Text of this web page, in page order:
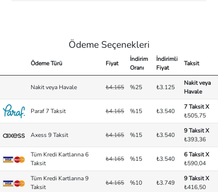
Ödeme Seçenekleri
Ödeme Türü Fiyat
İndirim
Oranı
İndirimli
Fiyat
Taksit
Nakit veya Havale ₺4.165 %25 ₺3.125
Nakit veya
Havale
Paraf 7 Taksit ₺4.165 %15 ₺3.540
7 Taksit X
₺505,75
Axess 9 Taksit ₺4.165 %15 ₺3.540
9 Taksit X
₺393,36
Tüm Kredi Kartlarına 6
Taksit
₺4.165 %15 ₺3.540
6 Taksit X
₺590,04
Tüm Kredi Kartlarına 9
Taksit
₺4.165 %10 ₺3.749
9 Taksit X
₺416,50